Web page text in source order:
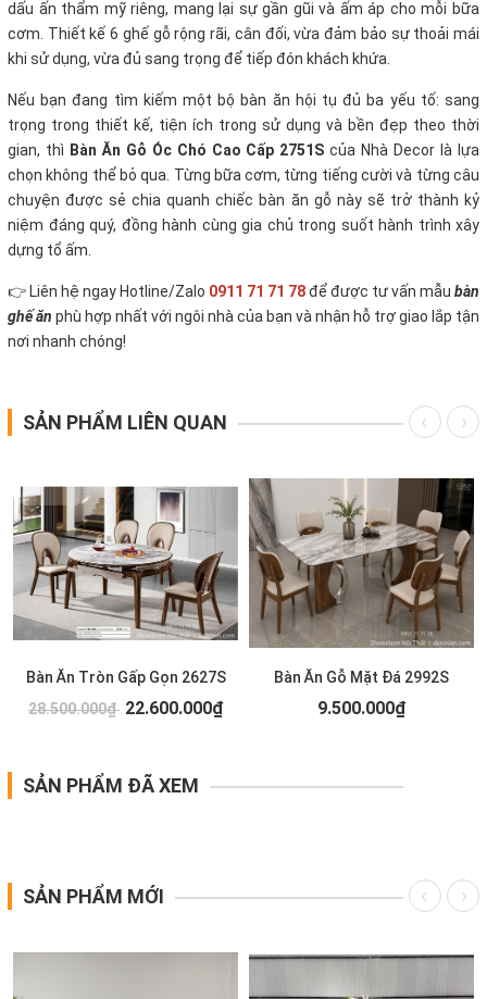
dấu ấn thẩm mỹ riêng, mang lại sự gần gũi và ấm áp cho mỗi bữa
cơm. Thiết kế 6 ghế gỗ rộng rãi, cân đối, vừa đảm bảo sự thoải mái
khi sử dụng, vừa đủ sang trọng để tiếp đón khách khứa.
Nếu bạn đang tìm kiếm một bộ bàn ăn hội tụ đủ ba yếu tố: sang
trọng trong thiết kế, tiện ích trong sử dụng và bền đẹp theo thời
gian, thì Bàn Ăn Gỗ Óc Chó Cao Cấp 2751S của Nhà Decor là lựa
chọn không thể bỏ qua. Từng bữa cơm, từng tiếng cười và từng câu
chuyện được sẻ chia quanh chiếc bàn ăn gỗ này sẽ trở thành kỷ
niệm đáng quý, đồng hành cùng gia chủ trong suốt hành trình xây
dựng tổ ấm.
👉 Liên hệ ngay Hotline/Zalo 0911 71 71 78để được tư vấn mẫu bàn
ghế ăn phù hợp nhất với ngôi nhà của bạn và nhận hỗ trợ giao lắp tận
nơi nhanh chóng!
SẢN PHẨM LIÊN QUAN
Bàn Ăn Tròn Gấp Gọn 2627S
28.500.000₫ 22.600.000₫
Bàn Ăn Gỗ Mặt Đá 2992S
9.500.000₫
SẢN PHẨM ĐÃ XEM
SẢN PHẨM MỚI